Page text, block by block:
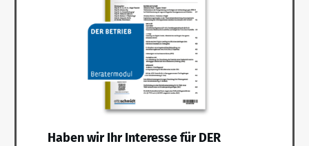
Haben wir Ihr Interesse für DER